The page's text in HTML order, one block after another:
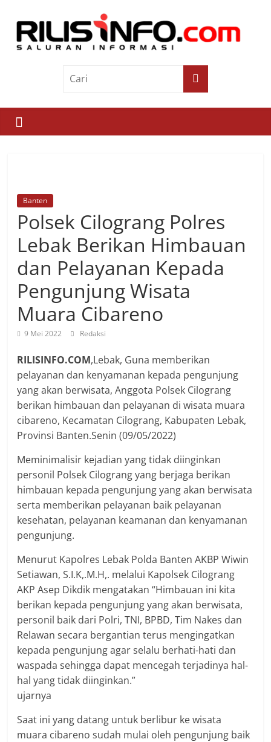
contentRilis
Saluran
Informasi
Banten
Polsek Cilograng Polres
Lebak Berikan Himbauan
dan Pelayanan Kepada
Pengunjung Wisata
Muara Cibareno
9 Mei 2022 Redaksi
RILISINFO.COM,Lebak, Guna memberikan
pelayanan dan kenyamanan kepada pengunjung
yang akan berwisata, Anggota Polsek Cilograng
berikan himbauan dan pelayanan di wisata muara
cibareno, Kecamatan Cilograng, Kabupaten Lebak,
Provinsi Banten.Senin (09/05/2022)
Meminimalisir kejadian yang tidak diinginkan
personil Polsek Cilograng yang berjaga berikan
himbauan kepada pengunjung yang akan berwisata
serta memberikan pelayanan baik pelayanan
kesehatan, pelayanan keamanan dan kenyamanan
pengunjung.
Menurut Kapolres Lebak Polda Banten AKBP Wiwin
Setiawan, S.I.K,.M.H,. melalui Kapolsek Cilograng
AKP Asep Dikdik mengatakan “Himbauan ini kita
berikan kepada pengunjung yang akan berwisata,
personil baik dari Polri, TNI, BPBD, Tim Nakes dan
Relawan secara bergantian terus mengingatkan
kepada pengunjung agar selalu berhati-hati dan
waspada sehingga dapat mencegah terjadinya hal-
hal yang tidak diinginkan.”
ujarnya
Saat ini yang datang untuk berlibur ke wisata
muara cibareno sudah mulai oleh pengunjung baik